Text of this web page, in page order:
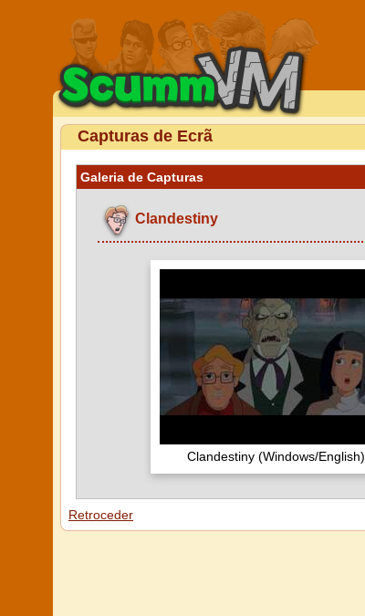
Capturas de Ecrã
Galeria de Capturas
Clandestiny
Clandestiny (Windows/English)
Retroceder